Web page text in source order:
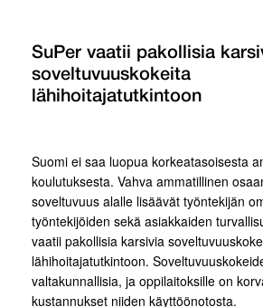
SuPer vaatii pakollisia
soveltuvuuskokeita
lähihoitajatutkintoon
Suomi ei saa luopua korkeatasoisesta
koulutuksesta. Vahva ammatillinen
soveltuvuus alalle lisäävät työntekijän
työntekijöiden sekä asiakkaiden
vaatii pakollisia karsivia
lähihoitajatutkintoon.
valtakunnallisia, ja oppilaitoksille on
kustannukset niiden käyttöönotosta.